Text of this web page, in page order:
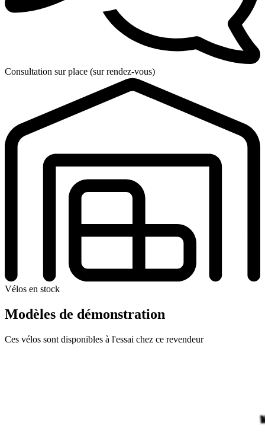
Consultation sur place (sur rendez-vous)
Vélos en stock
Modèles de démonstration
Ces vélos sont disponibles à l'essai chez ce revendeur